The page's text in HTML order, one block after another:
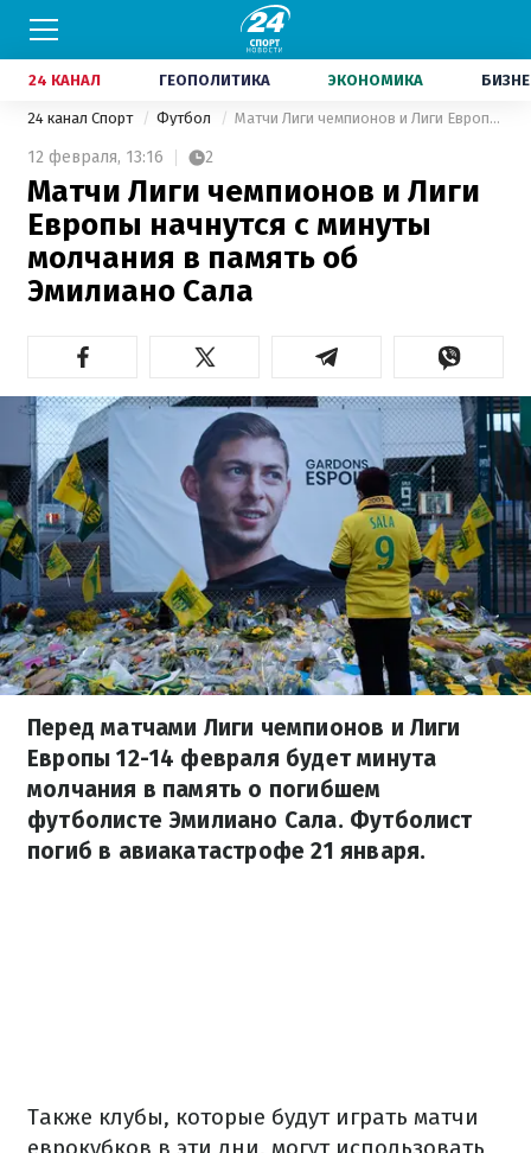
24 КАНАЛ ГЕОПОЛИТИКА ЭКОНОМИКА
24 канал Спорт Футбол Матчи Лиги чемпионов и Лиги Европы начнутся с минуты молчания в память об Эмилиано Сала
12 февраля, 13:16 2
Матчи Лиги чемпионов и Лиги
Европы начнутся с минуты
молчания в память об
Эмилиано Сала
Перед матчами Лиги чемпионов и Лиги
Европы 12-14 февраля будет минута
молчания в память о погибшем
футболисте Эмилиано Сала. Футболист
погиб в авиакатастрофе 21 января.
Также клубы, которые будут играть матчи